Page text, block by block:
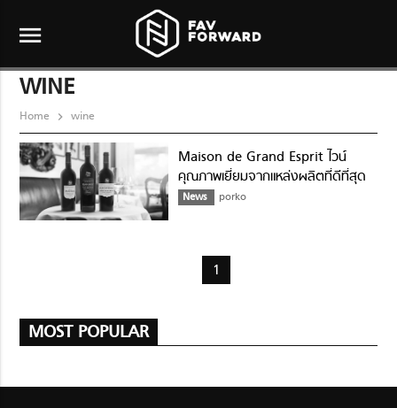
menu
WINE
Home wine
Maison de Grand Esprit ไวน์
คุณภาพเยี่ยมจากแหล่งผลิตที่ดีที่สุด
ของประเทศฝรั่งเศส
News porko
1
MOST POPULAR